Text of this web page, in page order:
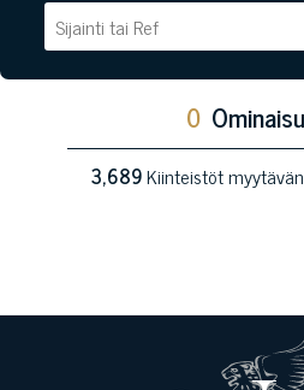
0
3,689Kiinteistöt